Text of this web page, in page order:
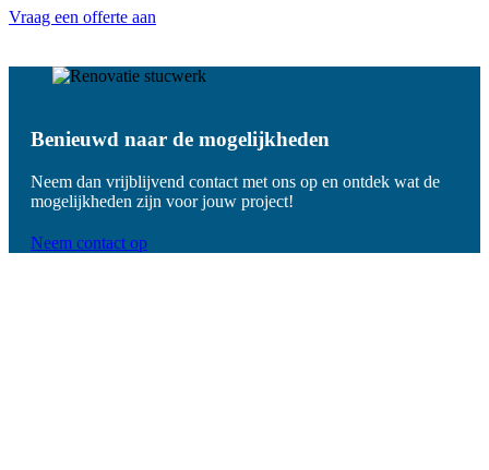
Vraag een offerte aan
Benieuwd naar de mogelijkheden
Neem dan vrijblijvend contact met ons op en ontdek wat de
mogelijkheden zijn voor jouw project!
Neem contact op